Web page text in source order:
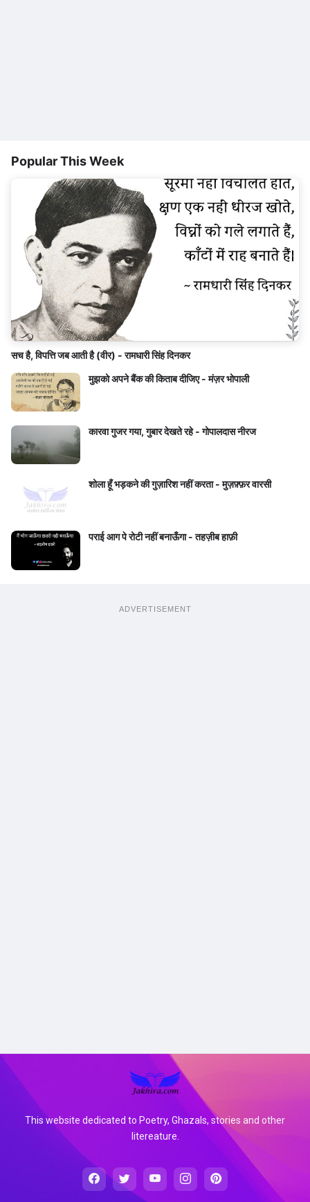
Popular This Week
सच है, विपत्ति जब आती है (वीर) - रामधारी सिंह दिनकर
मुझको अपने बैंक की किताब दीजिए - मंज़र भोपाली
कारवा गुजर गया, गुबार देखते रहे - गोपालदास नीरज
शोला हूँ भड़कने की गुज़ारिश नहीं करता - मुज़फ़्फ़र वारसी
पराई आग पे रोटी नहीं बनाऊँगा - तहज़ीब हाफ़ी
ADVERTISEMENT
This website dedicated to Poetry, Ghazals, stories and other
litereature.